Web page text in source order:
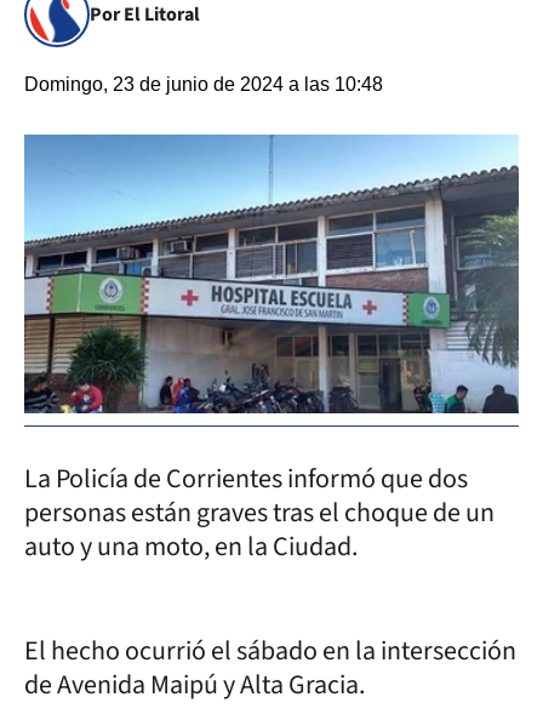
Por El Litoral
Domingo, 23 de junio de 2024 a las 10:48
La Policía de Corrientes informó que dos
personas están graves tras el choque de un
auto y una moto, en la Ciudad.
El hecho ocurrió el sábado en la intersección
de Avenida Maipú y Alta Gracia.